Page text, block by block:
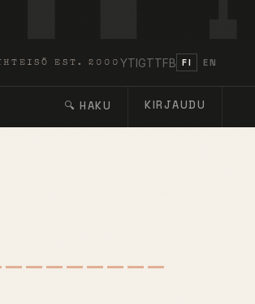
EST. 2000 YTIGTTFB FI EN
🔍 HAKU KIRJAUDU